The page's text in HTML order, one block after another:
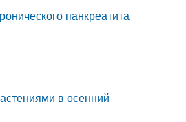
панкреатита
в осенний